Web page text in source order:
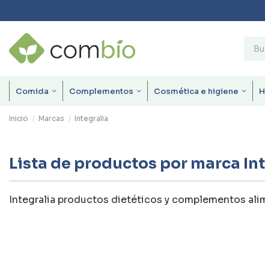
Comida Complementos Cosmética e higiene
Inicio Marcas Integralia
Lista de productos por marca
Integralia productos dietéticos y complementos